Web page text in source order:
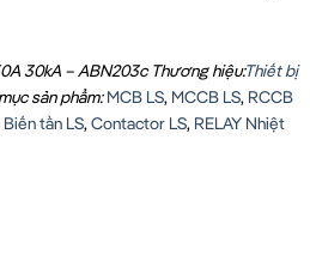
30kA – ABN203cThương hiệu:Thiết bị
sản phẩm:MCB LS, MCCB LS, RCCB
Biến tần LS,Contactor LS, RELAY Nhiệt